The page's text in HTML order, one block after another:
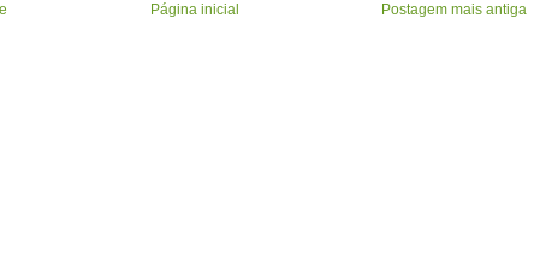
Postagem mais antiga
Página inicial